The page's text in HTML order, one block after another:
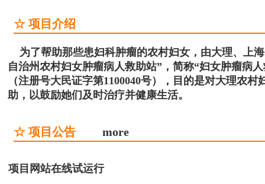
☆ 项目介绍
为了帮助那些患妇科肿瘤的农村妇女，由大理、上
自治州农村妇女肿瘤病人救助站”，简称“妇女肿瘤病
（注册号大民证字第1100040号），目的是对大理农
助，以鼓励她们及时治疗并健康生活。
☆ 项目公告 more
项目网站在线试运行